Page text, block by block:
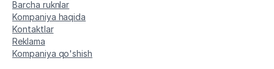
70 ANGLESEY FOOD MChJ
71 TECHNICAL PARK SERVICE MChJ
Barcha ruknlar
Kompaniya haqida
Kontaktlar
Reklama
Kompaniya qo'shish